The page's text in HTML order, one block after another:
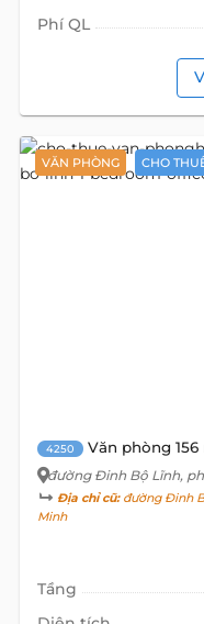
Phí QL
VĂN PHÒNG CHO
4250 Văn phòng 156
đường Đinh Bộ Lĩnh,
Địa chỉ cũ:đường Đinh
Minh
Tầng